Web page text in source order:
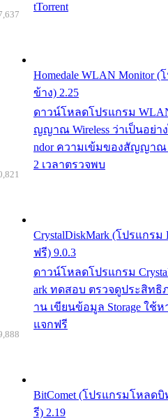
tTorrent
Homedale WLAN
ข้าง) 2.25
ดาวน์โหลดโปรแกรม
ญญาณ Wireless ว่าเป็นอย่า
ndor ความเข้มของสัญญาณ
2 เวลาตรวจพบ
CrystalDiskMark (โปรแกรม
ฟรี) 9.0.3
ดาวน์โหลดโปรแกรม
ark ทดสอบ ตรวจดูประสิทธิ
าน เขียนข้อมูล Storage ใช้ห
แจกฟรี
BitComet (โปรแกรมโหลด
รี) 2.19